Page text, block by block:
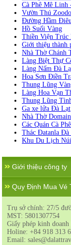
Cà Phê Mê Linh
Vườn Thú
Đường Hầm
Hồ Suối Vàng
Thiền Viện
Giới thiệu thành
Nhà Thờ Chánh
Làng Biệt Thự
Làng Nấm Đà
Hoa Sơn Điền
Thung Lũng
Làng Hoa Vạn
Thung Lũng
Ga xe lửa Đà Lạt
Nhà Thờ
Các Quán Cà
Thác Đatanla Đà
Khu Du Lịch
Giới thiệu công ty
Quy Định Mua Vé
Trụ sở chính: 27/5
MST: 5801307754
Giấy phép kinh
Holine: +84 918 313
Email: